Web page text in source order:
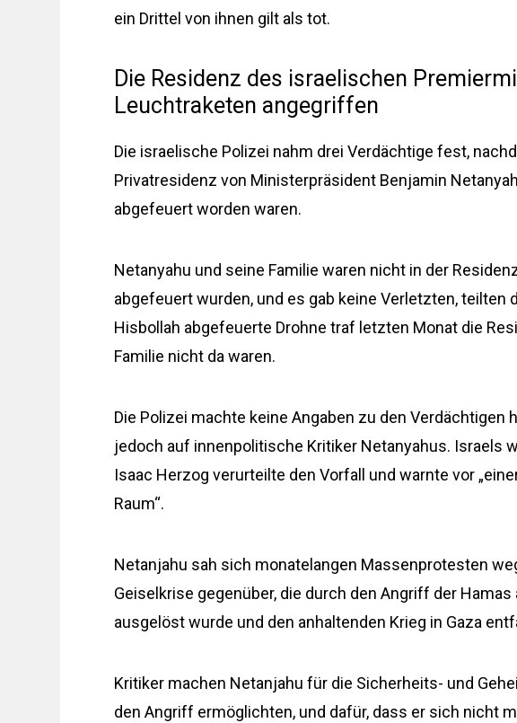
ein Drittel von ihnen gilt als tot.
Die Residenz des israelischen
Leuchtraketen angegriffen
Die israelische Polizei nahm drei Verdächtige fest,
Privatresidenz von Ministerpräsident Benjamin
abgefeuert worden waren.
Netanyahu und seine Familie waren nicht in der
abgefeuert wurden, und es gab keine Verletzten, teilten
Hisbollah abgefeuerte Drohne traf letzten Monat die
Familie nicht da waren.
Die Polizei machte keine Angaben zu den Verdächtigen
jedoch auf innenpolitische Kritiker Netanyahus. Israels
Isaac Herzog verurteilte den Vorfall und warnte vor
Raum“.
Netanjahu sah sich monatelangen Massenprotesten
Geiselkrise gegenüber, die durch den Angriff der
ausgelöst wurde und den anhaltenden Krieg in Gaza
Kritiker machen Netanjahu für die Sicherheits- und
den Angriff ermöglichten, und dafür, dass er sich nicht